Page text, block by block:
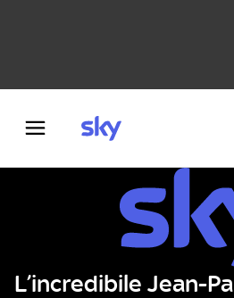
L’incredibile Jean-